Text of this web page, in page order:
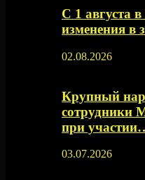
С 1 августа
изменения в
02.08.2026
Крупный
сотрудники
при
03.07.2026